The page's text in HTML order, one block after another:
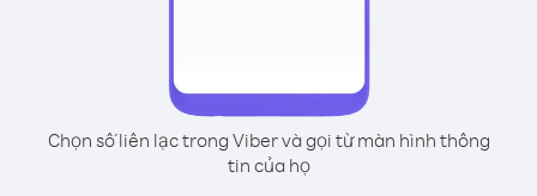
Chọn số liên lạc trong Viber và gọi từ màn hình thông
tin của họ